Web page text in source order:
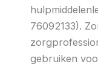
76092133).
gebruiken